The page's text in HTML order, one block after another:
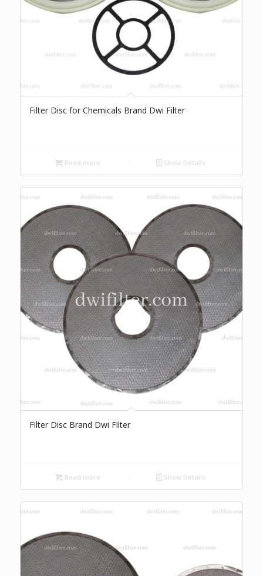
Filter Disc for Chemicals Brand Dwi Filter
Read more Show Details
Filter Disc Brand Dwi Filter
Read more Show Details